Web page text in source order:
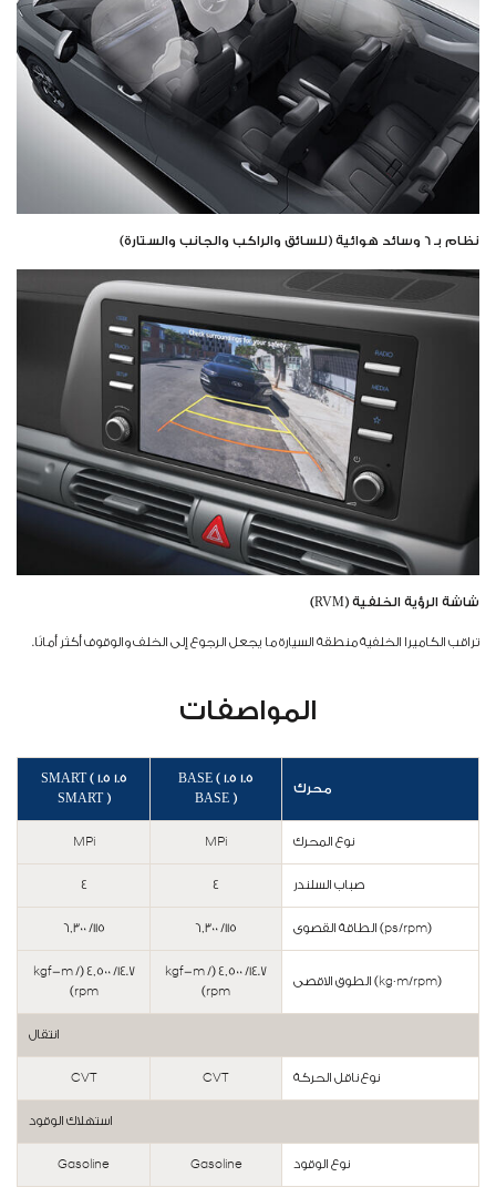
نظام بـ 6 وسائد هوائية (للسائق والراكب والجانب والستارة)
شاشة الرؤية الخلفية (RVM)
تراقب الكاميرا الخلفية منطقة السيارة ما يجعل الرجوع إلى الخلف والوقوف أكثر أمانًا.
المواصفات
محرك
1.5 BASE ( 1.5
BASE )
1.5 SMART ( 1.5
SMART )
نوع المحرك MPi
MPi
صباب السلندر 4
4
(ps/rpm) الطاقة القصوى 115/ 6,300
115/ 6,300
(kg·m/rpm) الطوق الاقصى
14.7/ 4,500 (kgf-m /
rpm)
14.7/ 4,500 (kgf-m /
rpm)
انتقال
نوع ناقل الحركة CVT
CVT
استهلاك الوقود
نوع الوقود Gasoline
Gasoline